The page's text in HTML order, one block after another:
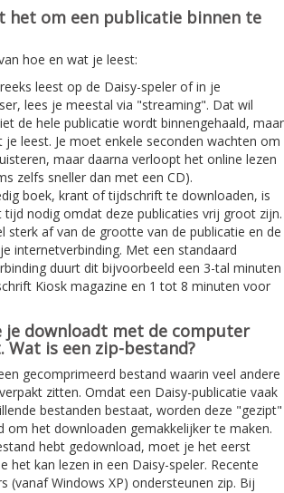
het om een publicatie binnen te
hoe en wat je leest:
leest op de Daisy-speler of in je
lees je meestal via "streaming". Dat wil
de hele publicatie wordt binnengehaald, maar
je leest. Je moet enkele seconden wachten om
maar daarna verloopt het online lezen
zelfs sneller dan met een CD).
boek, krant of tijdschrift te downloaden, is
tijd nodig omdat deze publicaties vrij groot zijn.
sterk af van de grootte van de publicatie en de
internetverbinding. Met een standaard
duurt dit bijvoorbeeld een 3-tal minuten
Kiosk magazine en 1 tot 8 minuten voor
je downloadt met de computer
Wat is een zip-bestand?
gecomprimeerd bestand waarin veel andere
zitten. Omdat een Daisy-publicatie vaak
bestanden bestaat, worden deze "gezipt"
om het downloaden gemakkelijker te maken.
hebt gedownload, moet je het eerst
het kan lezen in een Daisy-speler. Recente
(vanaf Windows XP) ondersteunen zip. Bij